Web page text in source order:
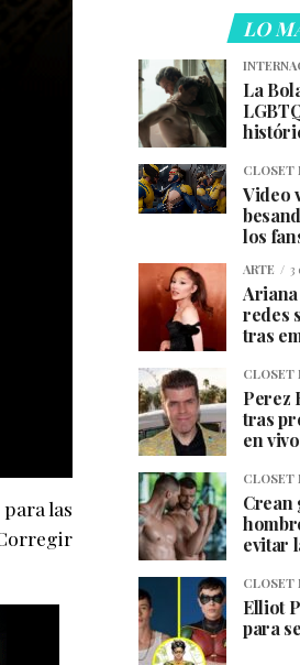
las
LO
La
CLOSET
Video
los
ARTE 3
redes
tras
CLOSET
Perez
tras
en
CLOSET
Crean
evitar
CLOSET
Elliot
para